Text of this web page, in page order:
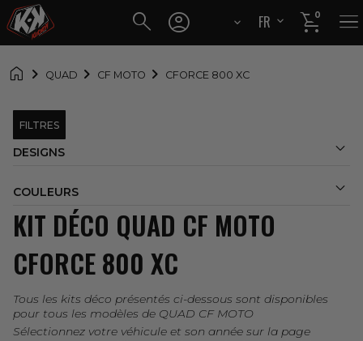
 
FR
EN

0 
 QUAD CF MOTO CFORCE 800 XC
FILTRES
DESIGNS 
COULEURS 
KIT DÉCO QUAD CF MOTO
CFORCE 800 XC
Tous les kits déco présentés ci-dessous sont disponibles
pour tous les modèles de QUAD CF MOTO
Sélectionnez votre véhicule et son année sur la page